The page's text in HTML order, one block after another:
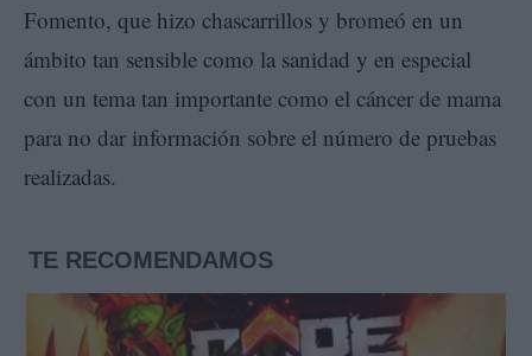
Fomento, que hizo chascarrillos y bromeó en un
ámbito tan sensible como la sanidad y en especial
con un tema tan importante como el cáncer de mama
para no dar información sobre el número de pruebas
realizadas.
TE RECOMENDAMOS